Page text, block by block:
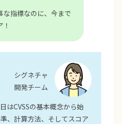
な指標なのに、今まで
シグネチャ
開発チーム
はCVSSの基本概念から始
、計算方法、そしてスコア